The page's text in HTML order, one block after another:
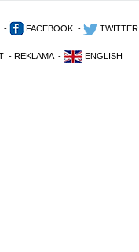
- FACEBOOK - TWITTER
- REKLAMA - ENGLISH